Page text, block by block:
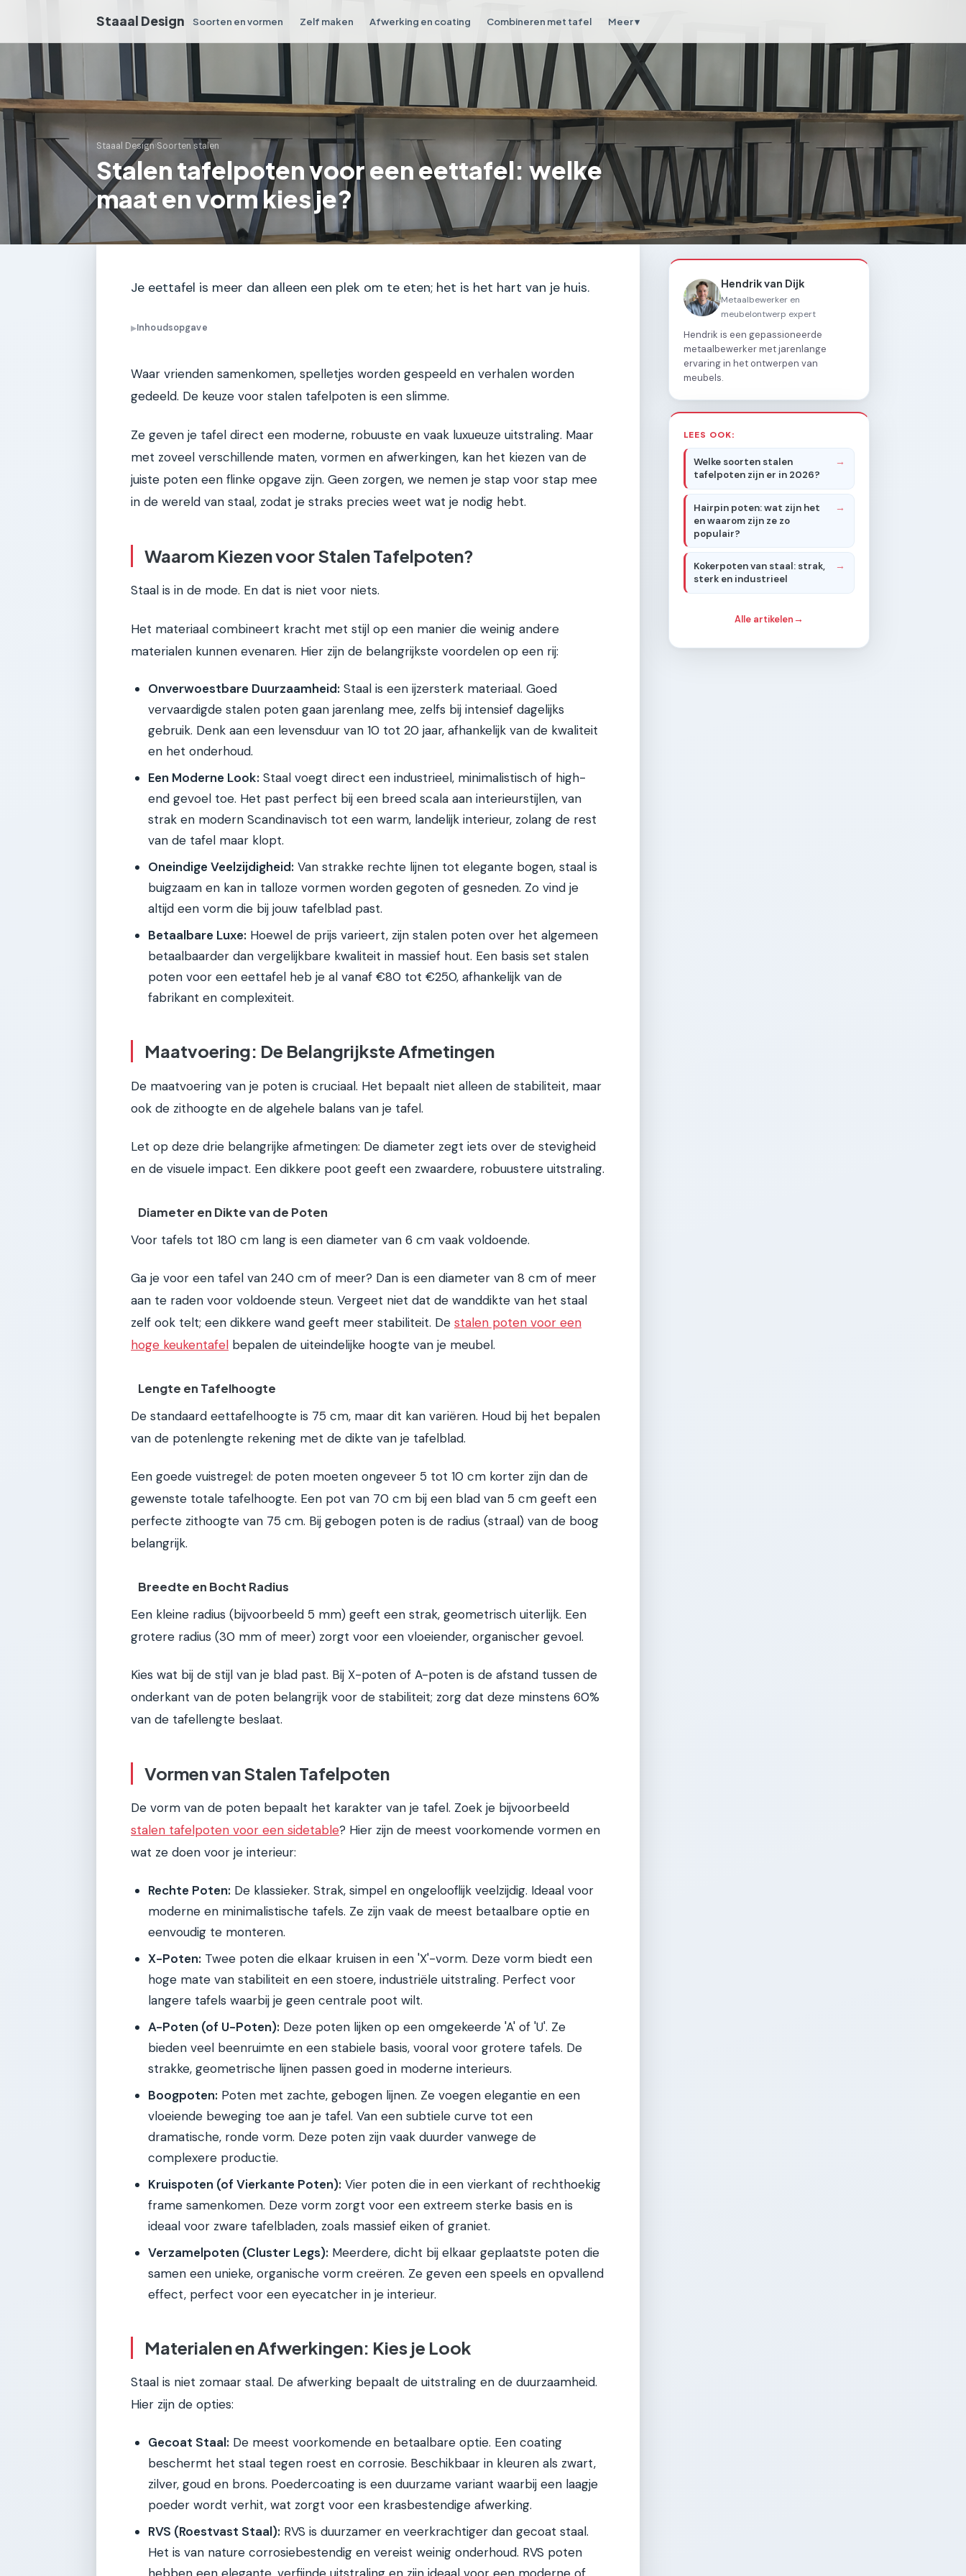
Staaal Design Soorten en vormen Zelf maken Afwerking en coating Combineren met tafel Meer ▾
Staaal Design›Soorten stalen
Stalen tafelpoten voor een eettafel: welke
maat en vorm kies je?
Je eettafel is meer dan alleen een plek om te eten; het is het hart van je huis.
▶Inhoudsopgave
Waar vrienden samenkomen, spelletjes worden gespeeld en verhalen worden
gedeeld. De keuze voor stalen tafelpoten is een slimme.
Ze geven je tafel direct een moderne, robuuste en vaak luxueuze uitstraling. Maar
met zoveel verschillende maten, vormen en afwerkingen, kan het kiezen van de
juiste poten een flinke opgave zijn. Geen zorgen, we nemen je stap voor stap mee
in de wereld van staal, zodat je straks precies weet wat je nodig hebt.
Waarom Kiezen voor Stalen Tafelpoten?
Staal is in de mode. En dat is niet voor niets.
Het materiaal combineert kracht met stijl op een manier die weinig andere
materialen kunnen evenaren. Hier zijn de belangrijkste voordelen op een rij:
Onverwoestbare Duurzaamheid: Staal is een ijzersterk materiaal. Goed
vervaardigde stalen poten gaan jarenlang mee, zelfs bij intensief dagelijks
gebruik. Denk aan een levensduur van 10 tot 20 jaar, afhankelijk van de kwaliteit
en het onderhoud.
Een Moderne Look: Staal voegt direct een industrieel, minimalistisch of high-
end gevoel toe. Het past perfect bij een breed scala aan interieurstijlen, van
strak en modern Scandinavisch tot een warm, landelijk interieur, zolang de rest
van de tafel maar klopt.
Oneindige Veelzijdigheid: Van strakke rechte lijnen tot elegante bogen, staal is
buigzaam en kan in talloze vormen worden gegoten of gesneden. Zo vind je
altijd een vorm die bij jouw tafelblad past.
Betaalbare Luxe: Hoewel de prijs varieert, zijn stalen poten over het algemeen
betaalbaarder dan vergelijkbare kwaliteit in massief hout. Een basis set stalen
poten voor een eettafel heb je al vanaf €80 tot €250, afhankelijk van de
fabrikant en complexiteit.
Maatvoering: De Belangrijkste Afmetingen
De maatvoering van je poten is cruciaal. Het bepaalt niet alleen de stabiliteit, maar
ook de zithoogte en de algehele balans van je tafel.
Let op deze drie belangrijke afmetingen: De diameter zegt iets over de stevigheid
en de visuele impact. Een dikkere poot geeft een zwaardere, robuustere uitstraling.
Diameter en Dikte van de Poten
Voor tafels tot 180 cm lang is een diameter van 6 cm vaak voldoende.
Ga je voor een tafel van 240 cm of meer? Dan is een diameter van 8 cm of meer
aan te raden voor voldoende steun. Vergeet niet dat de wanddikte van het staal
zelf ook telt; een dikkere wand geeft meer stabiliteit. De stalen poten voor een
hoge keukentafel bepalen de uiteindelijke hoogte van je meubel.
Lengte en Tafelhoogte
De standaard eettafelhoogte is 75 cm, maar dit kan variëren. Houd bij het bepalen
van de potenlengte rekening met de dikte van je tafelblad.
Een goede vuistregel: de poten moeten ongeveer 5 tot 10 cm korter zijn dan de
gewenste totale tafelhoogte. Een pot van 70 cm bij een blad van 5 cm geeft een
perfecte zithoogte van 75 cm. Bij gebogen poten is de radius (straal) van de boog
belangrijk.
Breedte en Bocht Radius
Een kleine radius (bijvoorbeeld 5 mm) geeft een strak, geometrisch uiterlijk. Een
grotere radius (30 mm of meer) zorgt voor een vloeiender, organischer gevoel.
Kies wat bij de stijl van je blad past. Bij X-poten of A-poten is de afstand tussen de
onderkant van de poten belangrijk voor de stabiliteit; zorg dat deze minstens 60%
van de tafellengte beslaat.
Vormen van Stalen Tafelpoten
De vorm van de poten bepaalt het karakter van je tafel. Zoek je bijvoorbeeld
stalen tafelpoten voor een sidetable? Hier zijn de meest voorkomende vormen en
wat ze doen voor je interieur:
Rechte Poten: De klassieker. Strak, simpel en ongelooflijk veelzijdig. Ideaal voor
moderne en minimalistische tafels. Ze zijn vaak de meest betaalbare optie en
eenvoudig te monteren.
X-Poten: Twee poten die elkaar kruisen in een 'X'-vorm. Deze vorm biedt een
hoge mate van stabiliteit en een stoere, industriële uitstraling. Perfect voor
langere tafels waarbij je geen centrale poot wilt.
A-Poten (of U-Poten): Deze poten lijken op een omgekeerde 'A' of 'U'. Ze
bieden veel beenruimte en een stabiele basis, vooral voor grotere tafels. De
strakke, geometrische lijnen passen goed in moderne interieurs.
Boogpoten: Poten met zachte, gebogen lijnen. Ze voegen elegantie en een
vloeiende beweging toe aan je tafel. Van een subtiele curve tot een
dramatische, ronde vorm. Deze poten zijn vaak duurder vanwege de
complexere productie.
Kruispoten (of Vierkante Poten): Vier poten die in een vierkant of rechthoekig
frame samenkomen. Deze vorm zorgt voor een extreem sterke basis en is
ideaal voor zware tafelbladen, zoals massief eiken of graniet.
Verzamelpoten (Cluster Legs): Meerdere, dicht bij elkaar geplaatste poten die
samen een unieke, organische vorm creëren. Ze geven een speels en opvallend
effect, perfect voor een eyecatcher in je interieur.
Materialen en Afwerkingen: Kies je Look
Staal is niet zomaar staal. De afwerking bepaalt de uitstraling en de duurzaamheid.
Hier zijn de opties:
Gecoat Staal: De meest voorkomende en betaalbare optie. Een coating
beschermt het staal tegen roest en corrosie. Beschikbaar in kleuren als zwart,
zilver, goud en brons. Poedercoating is een duurzame variant waarbij een laagje
poeder wordt verhit, wat zorgt voor een krasbestendige afwerking.
RVS (Roestvast Staal): RVS is duurzamer en veerkrachtiger dan gecoat staal.
Het is van nature corrosiebestendig en vereist weinig onderhoud. RVS poten
Hendrik van Dijk
Metaalbewerker en
meubelontwerp expert
Hendrik is een gepassioneerde
metaalbewerker met jarenlange
ervaring in het ontwerpen van
meubels.
LEES OOK:
Welke soorten stalen
tafelpoten zijn er in 2026?
Hairpin poten: wat zijn het
en waarom zijn ze zo
populair?
Kokerpoten van staal: strak,
sterk en industrieel
Alle artikelen